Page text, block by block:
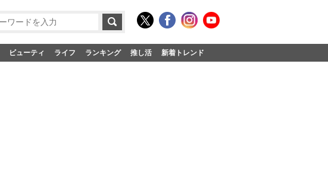
ビューティ ライフ ランキング 推し活 新着トレンド